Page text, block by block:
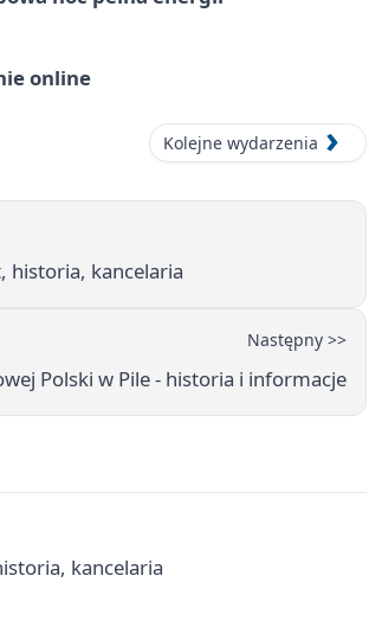
online
Kolejne wydarzenia
historia, kancelaria
Następny >>
Polski w Pile - historia i informacje
kancelaria